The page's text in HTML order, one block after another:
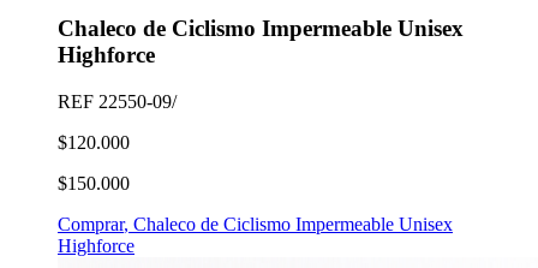
Chaleco de Ciclismo Impermeable Unisex
Highforce
REF 22550-09/
$120.000
$150.000
Comprar, Chaleco de Ciclismo Impermeable Unisex
Highforce